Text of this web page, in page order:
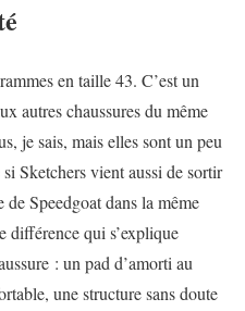
en taille 43. C’est un
autres chaussures du même
je sais, mais elles sont un peu
Sketchers vient aussi de sortir
Speedgoat dans la même
différence qui s’explique
: un pad d’amorti au
une structure sans doute